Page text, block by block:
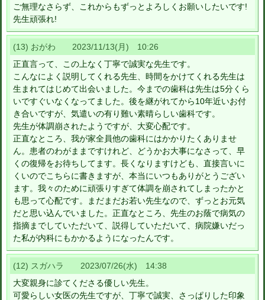
ご無理なさらず、これからもずっとよろしくお願いしたいです!
先生頑張れ!
(13) おがわ 2023/11/13(月) 10:26
正直言って、この上なく丁寧で誠実な先生です。
こんなによく説明してくれる先生、時間をかけてくれる先生は
生まれてはじめて出会いました。今までの歯科は先生は5分くら
いですぐいなくなってました。後を継がれてから10年近いお付
き合いですが、気遣いの有り難い素晴らしい歯科です。
先生が体調崩されたようですが、大変心配です。
正直なところ、我が家全員他の歯科にはかかりたくありませ
ん。患者のわがままですけれど、どうかお大事になさって、早
くの復帰をお待ちしてます。長くなりますけども、直接言いに
くいのでこちらに書きますが、本当にいつもありがとうござい
ます。我々のために頑張りすぎて体調を崩されてしまったかと
も思って心配です。まだまだお若い先生なので、ずっとお元気
だと思い込んでいました。正直なところ、先生のお蔭で病気の
指摘までしていただいて、説得していただいて、病院嫌いだっ
た私が内科にもかかるようになったんです。
(12) スガハラ 2023/07/26(水) 14:38
大変親身に診てくださる優しい先生。
可愛らしい女医の先生ですが、丁寧で誠実、さっぱりした印象